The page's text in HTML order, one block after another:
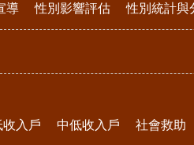
導 性別影響評估 性別統計與
收入戶 中低收入戶 社會救助